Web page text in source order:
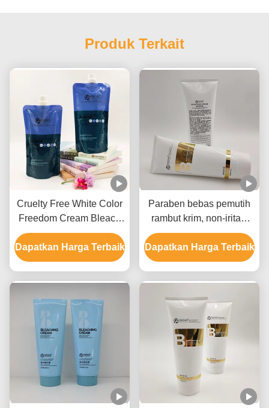
Produk Terkait
Cruelty Free White Color
Freedom Cream Bleach
Label Pribadi Untuk
Semua Jenis Rambut
Dapatkan Harga Terbaik
Paraben bebas pemutih
rambut krim, non-iritasi
rambut pemutih krim
Dapatkan Harga Terbaik